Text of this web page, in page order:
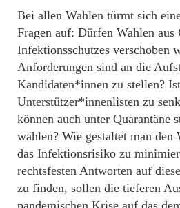
Bei allen Wahlen türmt sich
Fragen auf: Dürfen Wahlen aus
Infektionsschutzes verschoben
Anforderungen sind an die
Kandidaten*innen zu stellen?
Unterstützer*innenlisten zu
können auch unter Quarantäne
wählen? Wie gestaltet man den
das Infektionsrisiko zu
rechtsfesten Antworten auf
zu finden, sollen die tieferen
pandemischen Krise auf das